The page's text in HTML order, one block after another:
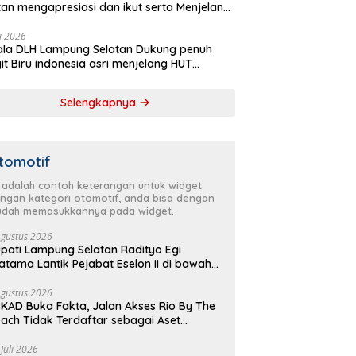
mengapresiasi dan ikut serta Menjelang
cabang) Partai Demokrat Lampung
gelar aksi bersih-bersih pantai dan
pohon
2026
DLH Lampung Selatan Dukung penuh
Biru indonesia asri menjelang HUT
Selengkapnya
adalah contoh keterangan untuk widget
kategori otomotif, anda bisa dengan
memasukkannya pada widget.
2026
Lampung Selatan Radityo Egi
Lantik Pejabat Eselon II di bawah
2026
Buka Fakta, Jalan Akses Rio By The
Tidak Terdaftar sebagai Aset
2026